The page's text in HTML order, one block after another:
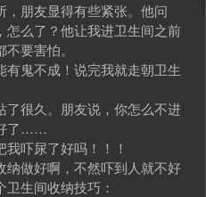
朋友显得有些紧张。他问
么了？他让我进卫生间之前
要害怕。
鬼不成！说完我就走朝卫生
很久。朋友说，你怎么不进
了……
吓尿了好吗！！！
纳做好啊，不然吓到人就不好
生间收纳技巧：